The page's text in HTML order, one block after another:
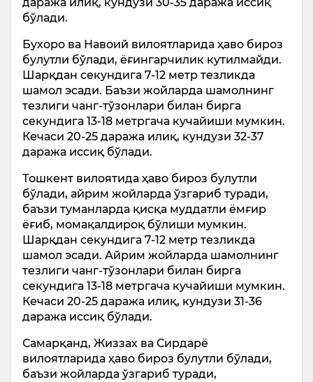
бўлади.
Бухоро ва Навоий вилоятларида ҳаво бироз
булутли бўлади, ёғингарчилик кутилмайди.
Шарқдан секундига 7-12 метр тезликда
шамол эсади. Баъзи жойларда шамолнинг
тезлиги чанг-тўзонлари билан бирга
секундига 13-18 метргача кучайиши мумкин.
Кечаси 20-25 даража илиқ, кундузи 32-37
даража иссиқ бўлади.
Тошкент вилоятида ҳаво бироз булутли
бўлади, айрим жойларда ўзгариб туради,
баъзи туманларда қисқа муддатли ёмғир
ёғиб, момақалдироқ бўлиши мумкин.
Шарқдан секундига 7-12 метр тезликда
шамол эсади. Айрим жойларда шамолнинг
тезлиги чанг-тўзонлари билан бирга
секундига 13-18 метргача кучайиши мумкин.
Кечаси 20-25 даража илиқ, кундузи 31-36
даража иссиқ бўлади.
Самарқанд, Жиззах ва Сирдарё
вилоятларида ҳаво бироз булутли бўлади,
баъзи жойларда ўзгариб туради,